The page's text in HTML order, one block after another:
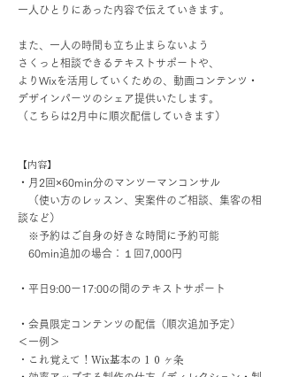
一人ひとりにあった内容で伝えていきます。
また、一人の時間も立ち止まらないよう
さくっと相談できるテキストサポートや、
よりWixを活用していくための、動画コンテンツ・
デザインパーツのシェア提供いたします。
（こちらは2月中に順次配信していきます）
【内容】
・月2回×60min分のマンツーマンコンサル
（使い方のレッスン、実案件のご相談、集客の相
談など）
※予約はご自身の好きな時間に予約可能
60min追加の場合：１回 7,000円
・平日9:00ー17:00の間のテキストサポート
・会員限定コンテンツの配信（順次追加予定）
＜一例＞
・これ覚えて！Wix基本の１０ヶ条